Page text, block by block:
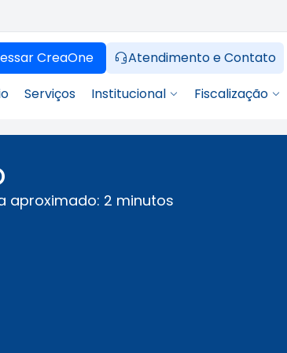
CreaOne
Atendimento e Contato
Serviços Institucional Fiscalização
aproximado: 2 minutos